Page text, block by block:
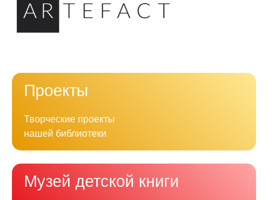
Проекты
Творческие проекты
нашей библиотеки
Музей детской книги